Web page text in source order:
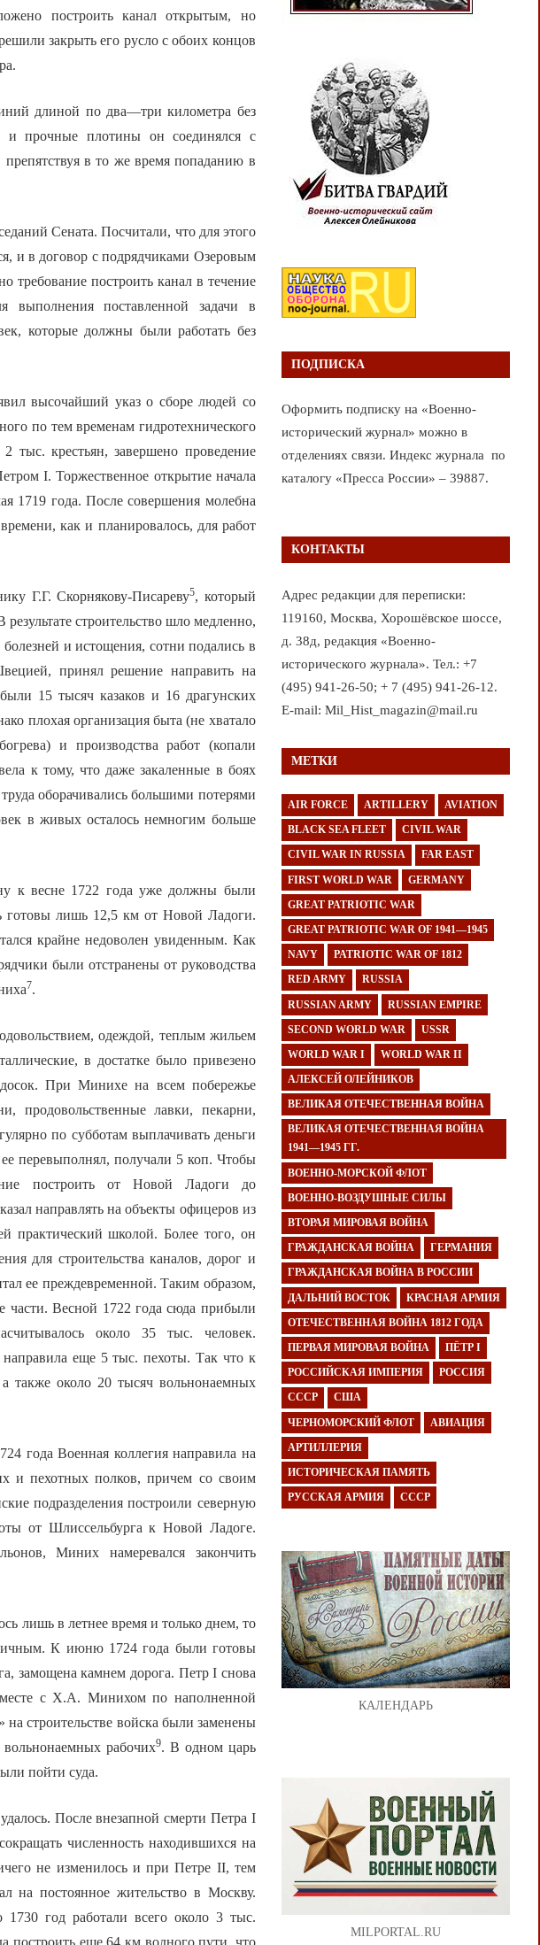
построить канал открытым, но
закрыть его русло с обоих концов
длиной по два—три километра без
и прочные плотины он соединялся с
в то же время попаданию в
Сената. Посчитали, что для этого
и в договор с подрядчиками Озеровым
требование построить канал в течение
выполнения поставленной задачи в
которые должны были работать без
высочайший указ о сборе людей со
по тем временам гидротехнического
тыс. крестьян, завершено проведение
I. Торжественное открытие начала
1719 года. После совершения молебна
как и планировалось, для работ
Г.Г. Скорнякову-Писареву5, который
строительство шло медленно,
и истощения, сотни подались в
принял решение направить на
15 тысяч казаков и 16 драгунских
плохая организация быта (не хватало
и производства работ (копали
к тому, что даже закаленные в боях
оборачивались большими потерями
в живых осталось немногим больше
к весне 1722 года уже должны были
готовы лишь 12,5 км от Новой Ладоги.
крайне недоволен увиденным. Как
были отстранены от руководства
7.
одеждой, теплым жильем
в достатке было привезено
При Минихе на всем побережье
продовольственные лавки, пекарни,
по субботам выплачивать деньги
перевыполнял, получали 5 коп. Чтобы
построить от Новой Ладоги до
направлять на объекты офицеров из
практический школой. Более того, он
для строительства каналов, дорог и
ее преждевременной. Таким образом,
части. Весной 1722 года сюда прибыли
около 35 тыс. человек.
еще 5 тыс. пехоты. Так что к
также около 20 тысяч вольнонаемных
года Военная коллегия направила на
и пехотных полков, причем со своим
подразделения построили северную
от Шлиссельбурга к Новой Ладоге.
Миних намеревался закончить
лишь в летнее время и только днем, то
К июню 1724 года были готовы
замощена камнем дорога. Петр I снова
с Х.А. Минихом по наполненной
строительстве войска были заменены
рабочих9. В одном царь
пойти суда.
После внезапной смерти Петра I
численность находившихся на
не изменилось и при Петре II, тем
на постоянное жительство в Москву.
1730 год работали всего около 3 тыс.
ПОДПИСКА
Оформить подписку на «Военно-
исторический журнал» можно в
отделениях связи. Индекс журнала по
каталогу «Пресса России» – 39887.
КОНТАКТЫ
Адрес редакции для переписки:
119160, Москва, Хорошёвское шоссе,
д. 38д, редакция «Военно-
исторического журнала». Тел.: +7
(495) 941-26-50; + 7 (495) 941-26-12.
E-mail: Mil_Hist_magazin@mail.ru
МЕТКИ
AIR FORCE ARTILLERY AVIATION
BLACK SEA FLEET CIVIL WAR
CIVIL WAR IN RUSSIA FAR EAST
FIRST WORLD WAR GERMANY
GREAT PATRIOTIC WAR
GREAT PATRIOTIC WAR OF 1941—1945
NAVY PATRIOTIC WAR OF 1812
RED ARMY RUSSIA
RUSSIAN ARMY RUSSIAN EMPIRE
SECOND WORLD WAR USSR
WORLD WAR I WORLD WAR II
АЛЕКСЕЙ ОЛЕЙНИКОВ
ВЕЛИКАЯ ОТЕЧЕСТВЕННАЯ ВОЙНА
ВЕЛИКАЯ ОТЕЧЕСТВЕННАЯ ВОЙНА
1941—1945 ГГ.
ВОЕННО-МОРСКОЙ ФЛОТ
ВОЕННО-ВОЗДУШНЫЕ СИЛЫ
ВТОРАЯ МИРОВАЯ ВОЙНА
ГРАЖДАНСКАЯ ВОЙНА ГЕРМАНИЯ
ГРАЖДАНСКАЯ ВОЙНА В РОССИИ
ДАЛЬНИЙ ВОСТОК КРАСНАЯ АРМИЯ
ОТЕЧЕСТВЕННАЯ ВОЙНА 1812 ГОДА
ПЕРВАЯ МИРОВАЯ ВОЙНА ПЁТР I
РОССИЙСКАЯ ИМПЕРИЯ РОССИЯ
СССР США
ЧЕРНОМОРСКИЙ ФЛОТ АВИАЦИЯ
АРТИЛЛЕРИЯ
ИСТОРИЧЕСКАЯ ПАМЯТЬ
РУССКАЯ АРМИЯ СССР
КАЛЕНДАРЬ
MILPORTAL.RU